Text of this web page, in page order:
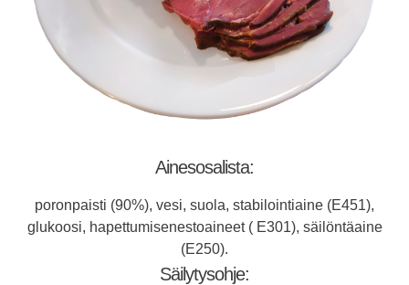
Ainesosalista:
poronpaisti (90%), vesi, suola, stabilointiaine (E451),
glukoosi, hapettumisenestoaineet ( E301), säilöntäaine
(E250).
Säilytysohje: